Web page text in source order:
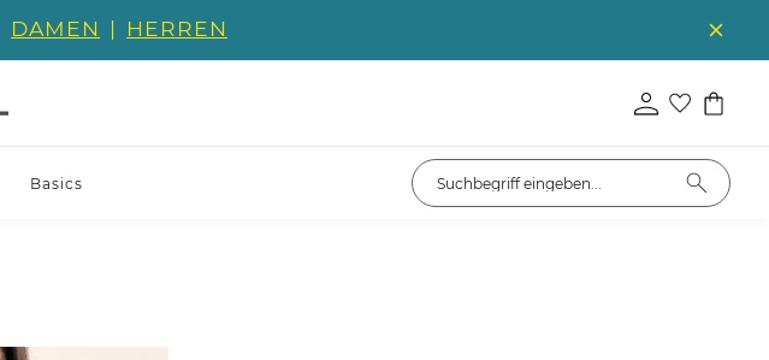
DAMEN | HERREN
Basics